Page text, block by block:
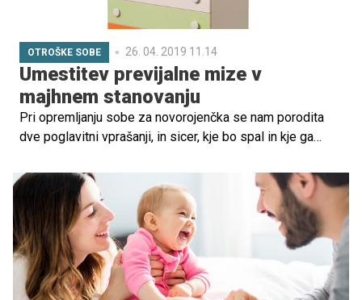
OTROŠKE SOBE 26. 04. 2019 11.14
Umestitev previjalne mize v
majhnem stanovanju
Pri opremljanju sobe za novorojenčka se nam porodita
dve poglavitni vprašanji, in sicer, kje bo spal in kje ga
večjih dilem tako ni, ker gre za osnoven kos pohištva,
nekoliko drugače pa je pri previjalnih kotičkih, ki ponujajo
več možnosti oziroma manevrskega prostora za
umeščanje.